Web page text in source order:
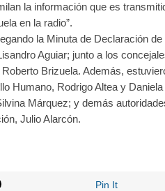
la información que es
en la radio”.
la Minuta de Declaración
Aguiar; junto a los
Brizuela. Además,
Humano, Rodrigo Altea y
Márquez; y demás
Julio Alarcón.
Pin It